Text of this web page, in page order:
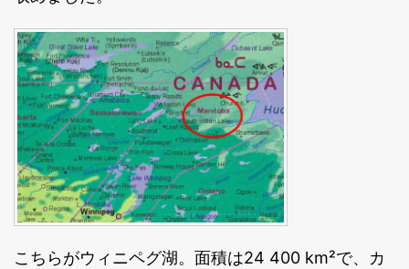
こちらがウィニペグ湖。面積は24 400 km²で、カ